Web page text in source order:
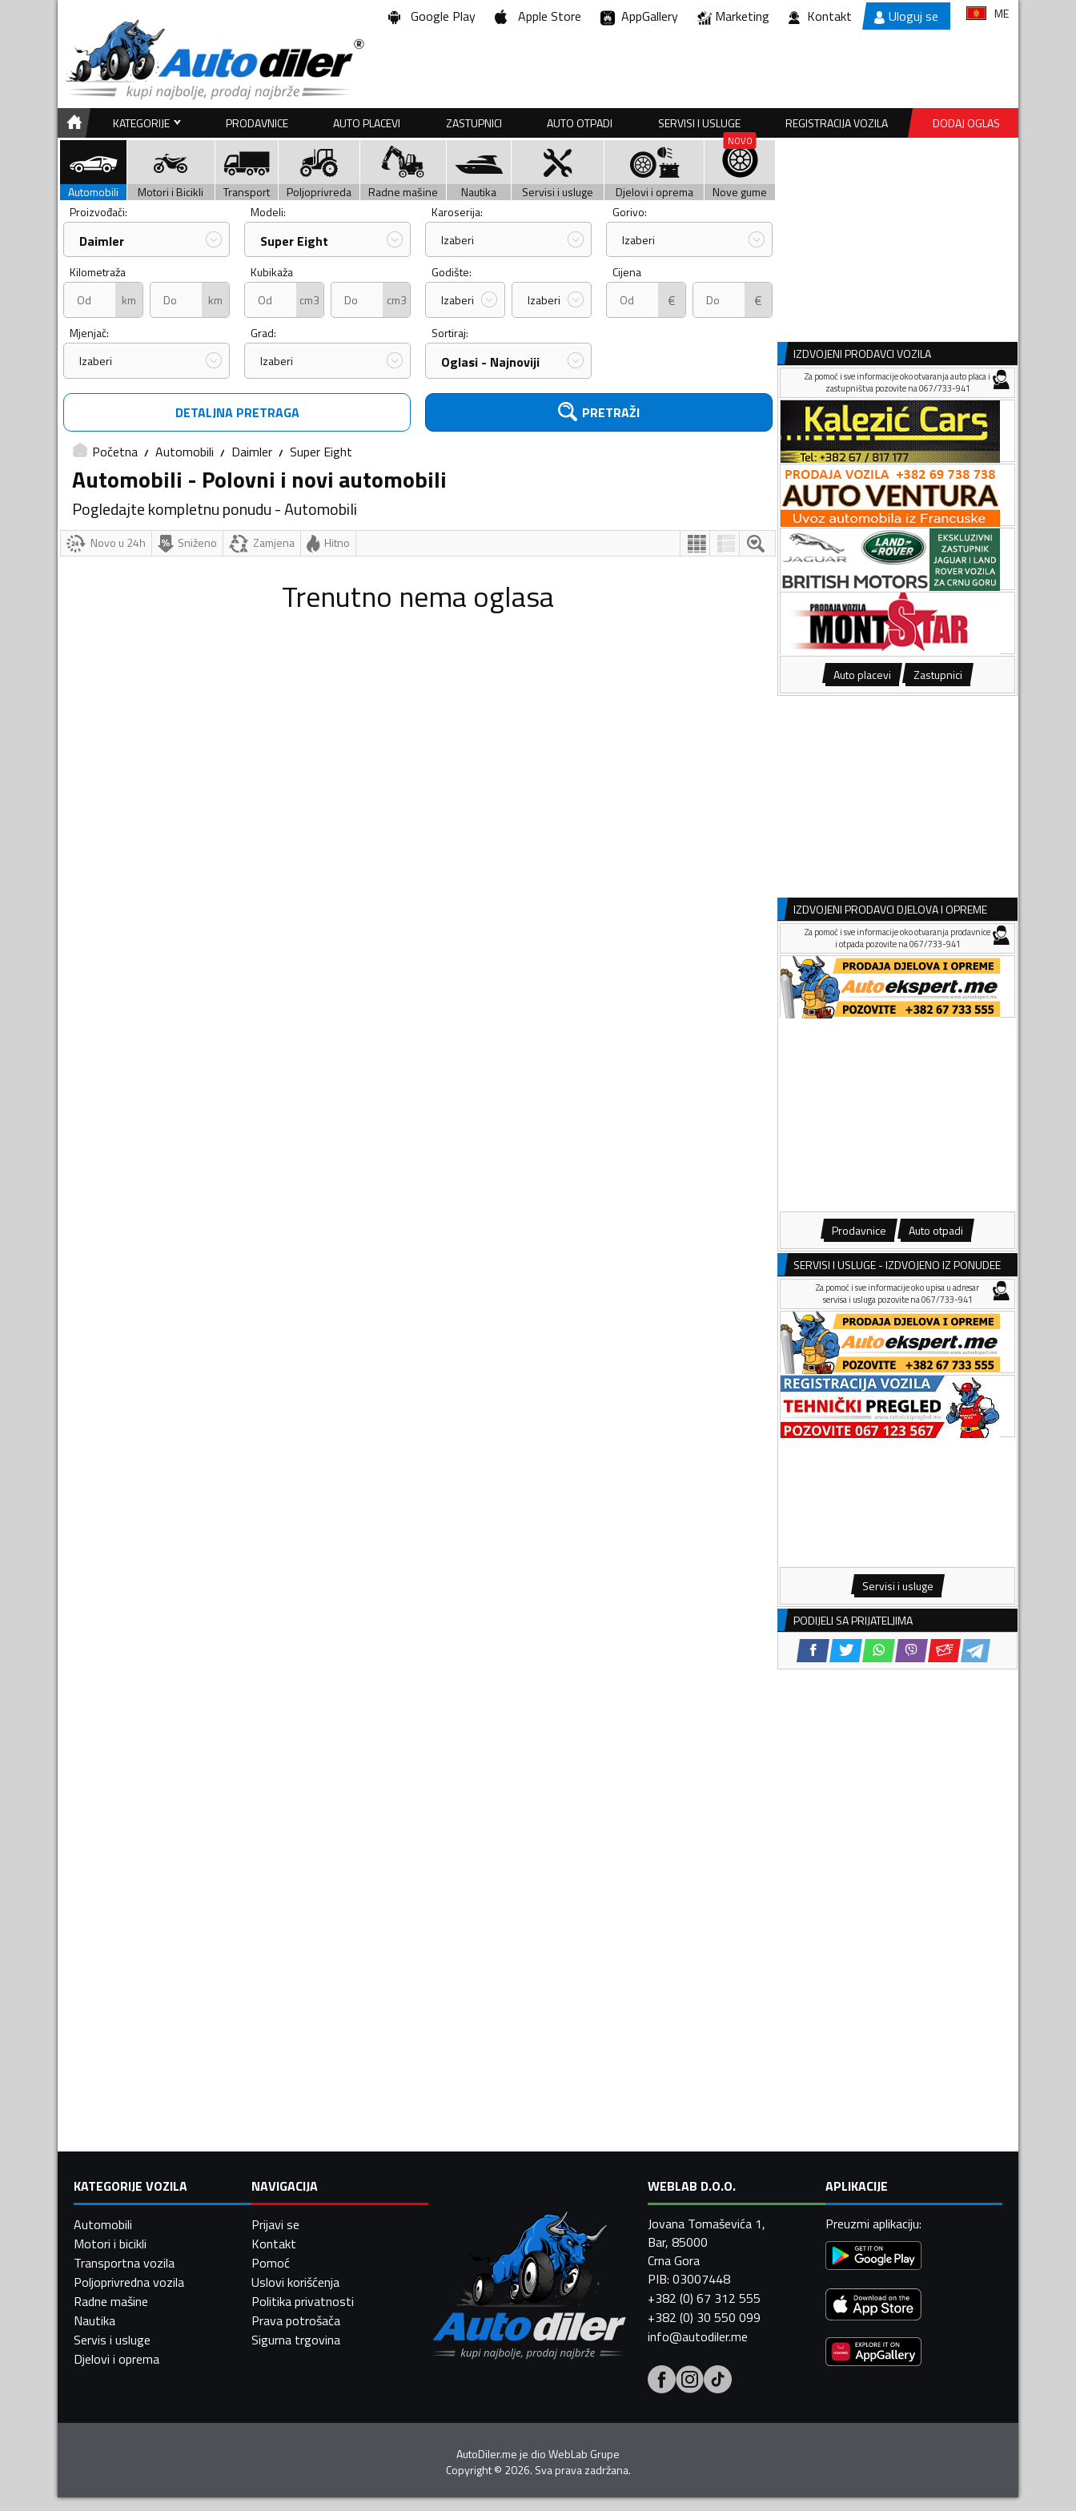
Google Play Apple Store AppGallery Marketing Kontakt Uloguj se ME
KATEGORIJE PRODAVNICE AUTO PLACEVI ZASTUPNICI AUTO OTPADI SERVISI I USLUGE REGISTRACIJA VOZILA DODAJ OGLAS
Automobili Motori i Bicikli Transport Poljoprivreda Radne mašine Nautika Servisi i usluge Djelovi i oprema
Nove gume
Proizvođači:
Daimler
Modeli:
Super Eight
Karoserija:
Izaberi
Gorivo:
Izaberi
Kilometraža
km
km
Kubikaža
cm3
cm3
Godište:
Izaberi
Izaberi
Cijena
€ €
Mjenjač:
Izaberi
Grad:
Izaberi
Sortiraj:
Oglasi - Najnoviji
DETALJNA PRETRAGA PRETRAŽI
Početna Automobili Daimler Super Eight
Automobili - Polovni i novi automobili
Pogledajte kompletnu ponudu - Automobili
Novo u 24h Sniženo Zamjena Hitno
Trenutno nema oglasa
IZDVOJENI PRODAVCI VOZILA
Za pomoć i sve informacije oko otvaranja auto placa i
zastupništva pozovite na 067/733-941
Auto placevi Zastupnici
IZDVOJENI PRODAVCI DJELOVA I OPREME
Za pomoć i sve informacije oko otvaranja prodavnice
i otpada pozovite na 067/733-941
Prodavnice Auto otpadi
SERVISI I USLUGE - IZDVOJENO IZ PONUDEE
Za pomoć i sve informacije oko upisa u adresar
servisa i usluga pozovite na 067/733-941
Servisi i usluge
PODIJELI SA PRIJATELJIMA
KATEGORIJE VOZILA
Automobili
Motori i bicikli
Transportna vozila
Poljoprivredna vozila
Radne mašine
Nautika
Servis i usluge
Djelovi i oprema
NAVIGACIJA
Prijavi se
Kontakt
Pomoć
Uslovi korišćenja
Politika privatnosti
Prava potrošača
Sigurna trgovina
WEBLAB D.O.O.
Jovana Tomaševića 1,
Bar, 85000
Crna Gora
PIB: 03007448
+382 (0) 67 312 555
+382 (0) 30 550 099
info@autodiler.me
APLIKACIJE
Preuzmi aplikaciju:
AutoDiler.me je dioWebLab Grupe
Copyright© 2026. Sva prava zadržana.